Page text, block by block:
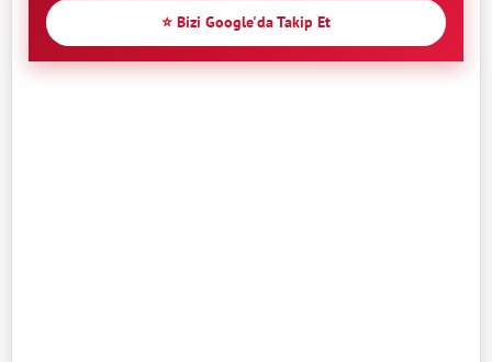
⭐ Bizi Google'da Takip Et